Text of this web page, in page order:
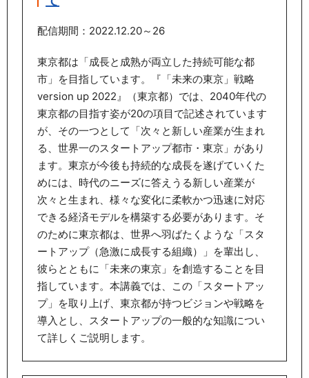
配信期間：2022.12.20～26
東京都は「成長と成熟が両立した持続可能な都
市」を目指しています。『「未来の東京」戦略
version up 2022』（東京都）では、2040年代の
東京都の目指す姿が20の項目で記述されています
が、その一つとして「次々と新しい産業が生まれ
る、世界一のスタートアップ都市・東京」があり
ます。東京が今後も持続的な成長を遂げていくた
めには、時代のニーズに答えうる新しい産業が
次々と生まれ、様々な変化に柔軟かつ迅速に対応
できる経済モデルを構築する必要があります。そ
のために東京都は、世界へ羽ばたくような「スタ
ートアップ（急激に成長する組織）」を輩出し、
彼らとともに「未来の東京」を創造することを目
指しています。本講義では、この「スタートアッ
プ」を取り上げ、東京都が持つビジョンや戦略を
導入とし、スタートアップの一般的な知識につい
て詳しくご説明します。